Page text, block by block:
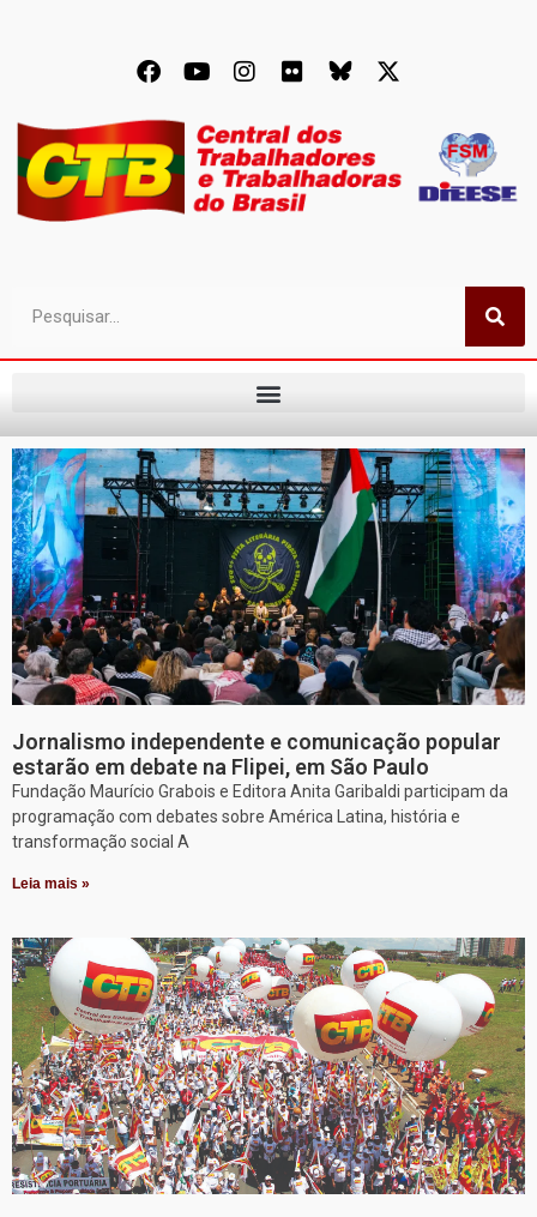
Jornalismo independente e comunicação popular
estarão em debate na Flipei, em São Paulo
Fundação Maurício Grabois e Editora Anita Garibaldi participam da
programação com debates sobre América Latina, história e
transformação social A
Leia mais »